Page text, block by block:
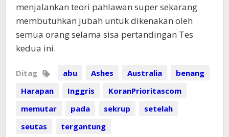
menjalankan teori pahlawan super sekarang
membutuhkan jubah untuk dikenakan oleh
semua orang selama sisa pertandingan Tes
kedua ini.
Ditag abu Ashes Australia
benang
Harapan
Inggris
KoranPrioritascom
memutar
pada sekrup
setelah
seutas
tergantung